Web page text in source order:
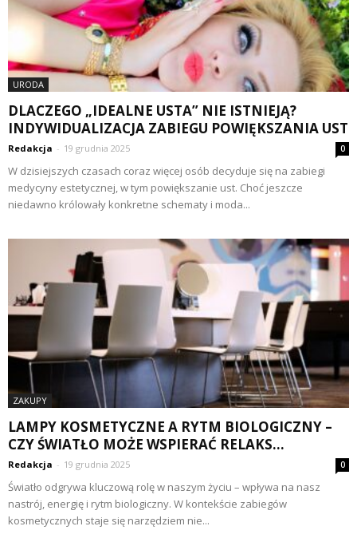
URODA
DLACZEGO „IDEALNE USTA” NIE ISTNIEJĄ?
INDYWIDUALIZACJA ZABIEGU POWIĘKSZANIA UST
Redakcja - 19 grudnia 2025 0
W dzisiejszych czasach coraz więcej osób decyduje się na zabiegi
medycyny estetycznej, w tym powiększanie ust. Choć jeszcze
niedawno królowały konkretne schematy i moda...
ZAKUPY
LAMPY KOSMETYCZNE A RYTM BIOLOGICZNY –
CZY ŚWIATŁO MOŻE WSPIERAĆ RELAKS...
Redakcja - 19 grudnia 2025 0
Światło odgrywa kluczową rolę w naszym życiu – wpływa na nasz
nastrój, energię i rytm biologiczny. W kontekście zabiegów
kosmetycznych staje się narzędziem nie...